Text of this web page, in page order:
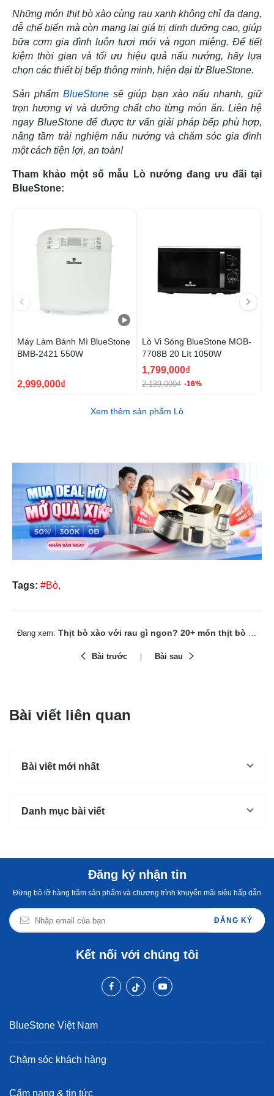
Những món thịt bò xào cùng rau xanh không chỉ đa dạng,
dễ chế biến mà còn mang lại giá trị dinh dưỡng cao, giúp
bữa cơm gia đình luôn tươi mới và ngon miệng. Để tiết
kiệm thời gian và tối ưu hiệu quả nấu nướng, hãy lựa
chọn các thiết bị bếp thông minh, hiện đại từ BlueStone.
Sản phẩmBlueStonesẽ giúp bạn xào nấu nhanh, giữ
trọn hương vị và dưỡng chất cho từng món ăn. Liên hệ
ngay BlueStone để được tư vấn giải pháp bếp phù hợp,
nâng tầm trải nghiệm nấu nướng và chăm sóc gia đình
một cách tiện lợi, an toàn!
Tham khảo một số mẫu Lò nướng đang ưu đãi tại
BlueStone:
Máy Làm Bánh Mì BlueStone
BMB-2421 550W
2,999,000₫
Lò Vi Sóng BlueStone MOB-
7708B 20 Lít 1050W
1,799,000₫
2,139,000₫ -16%
Xem thêm sản phẩm Lò
Tags: #Bò,
Đang xem: Thịt bò xào với rau gì ngon? 20+ món thịt bò xào rau ngon
Bài trước Bài sau
Bài viết liên quan
Bài viêt mới nhất
Danh mục bài viết
Đăng ký nhận tin
Đừng bỏ lỡ hàng trăm sản phẩm và chương trình khuyến mãi siêu hấp dẫn
ĐĂNG KÝ
Kết nối với chúng tôi
BlueStone Việt Nam
Chăm sóc khách hàng
Cẩm nang & tin tức